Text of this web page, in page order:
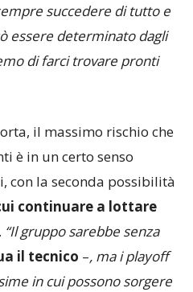
succedere di tutto e
essere determinato dagli
di farci trovare pronti
il massimo rischio che
è in un certo senso
con la seconda possibilità
continuare a lottare
. “Il gruppo sarebbe senza
il tecnico –, ma i playoff
in cui possono sorgere